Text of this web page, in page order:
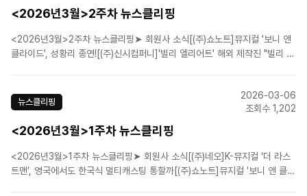
<2026년3월>2주차 뉴스클리핑
<2026년3월>2주차 뉴스클리핑➤ 회원사 소식[(주)쇼노트]뮤지컬 '보니 앤
클라이드', 성황리 종연![(주)신시컴퍼니]'빌리 엘리어트' 해외 제작진 "빌리 역
열기 후끈.[(주)더블케..
뉴스클리핑
2026-03-06
조회수 1,202
<2026년3월>1주차 뉴스클리핑
<2026년3월>1주차 뉴스클리핑➤ 회원사 소식[(주)네오]K-뮤지컬 ‘더 라스
트맨’, 영국에서도 한국식 멀티캐스팅 통할까[(주)쇼노트]뮤지컬 '보니 앤 클라